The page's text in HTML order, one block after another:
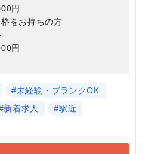
円
をお持ちの方
円
#未経験・ブランクOK
新着求人 #駅近